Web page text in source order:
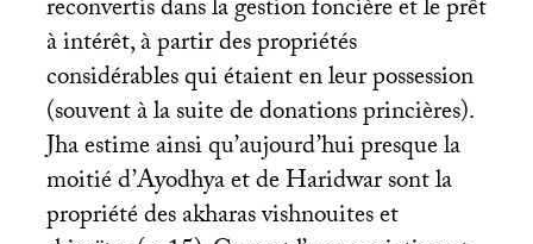
reconvertis dans la gestion foncière et le prêt
à intérêt, à partir des propriétés
considérables qui étaient en leur possession
(souvent à la suite de donations princières).
Jha estime ainsi qu’aujourd’hui presque la
moitié d’Ayodhya et de Haridwar sont la
propriété des akharas vishnouites et